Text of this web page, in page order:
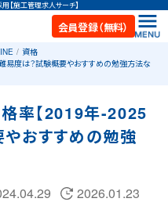
【施工管理求人サーチ】
会員登録（無料）
資格
易度は？試験概要やおすすめの勉強方法な
率【2019年-2025
やおすすめの勉強
2026.01.23